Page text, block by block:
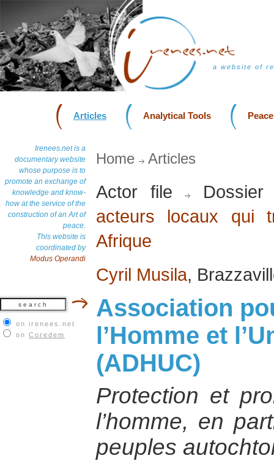
a website of
Articles Analytical Tools
Irenees.net is a
documentary website
whose purpose is to
promote an exchange of
knowledge and know-
how at the service of the
construction of an Art of
peace.
This website is
coordinated by
Modus Operandi
on irenees.net
on Coredem
Home Articles
Actor file
acteurs locaux qui
Afrique
Cyril Musila,
Association
l’Homme et
(ADHUC)
Protection et
l’homme, en
peuples